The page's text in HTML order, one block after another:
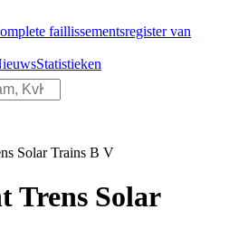
faillissementsregister van
Statistieken
Solar Trains B V
Trens Solar